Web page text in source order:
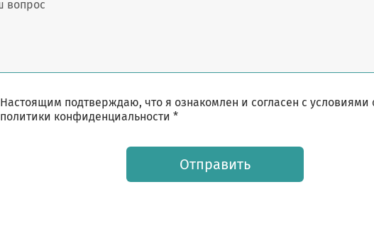
Настоящим подтверждаю, что я ознакомлен и согласен с
политики конфиденциальности *
Отправить